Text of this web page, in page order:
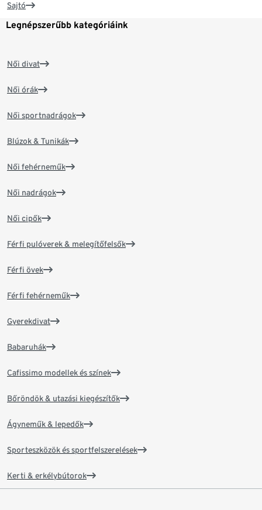
Sajtó
Legnépszerűbb kategóriáink
Női divat
Női órák
Női sportnadrágok
Blúzok & Tunikák
Női fehérneműk
Női nadrágok
Női cipők
Férfi pulóverek & melegítőfelsők
Férfi övek
Férfi fehérneműk
Gyerekdivat
Babaruhák
Cafissimo modellek és színek
Bőröndök & utazási kiegészítők
Ágyneműk & lepedők
Sporteszközök és sportfelszerelések
Kerti & erkélybútorok